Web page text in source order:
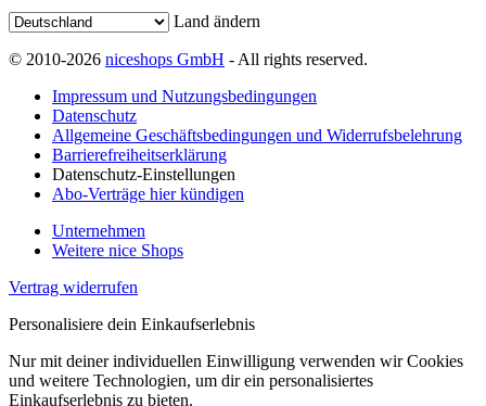
Land ändern
© 2010-2026 niceshops GmbH - All rights reserved.
Impressum und Nutzungsbedingungen
Datenschutz
Allgemeine Geschäftsbedingungen und Widerrufsbelehrung
Barrierefreiheitserklärung
Datenschutz-Einstellungen
Abo-Verträge hier kündigen
Unternehmen
Weitere nice Shops
Vertrag widerrufen
Personalisiere dein Einkaufserlebnis
Nur mit deiner individuellen Einwilligung verwenden wir Cookies
und weitere Technologien, um dir ein personalisiertes
Einkaufserlebnis zu bieten.